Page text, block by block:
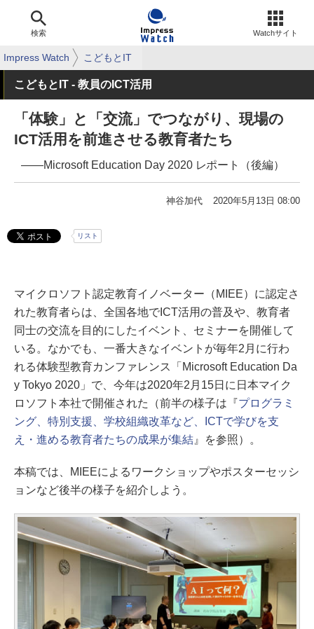
検索 Watchサイト
Impress Watch こどもとIT
こどもとIT - 教員のICT活用
「体験」と「交流」でつながり、現場の
ICT活用を前進させる教育者たち
――Microsoft Education Day 2020 レポート（後編）
神谷加代 2020年5月13日 08:00
リスト
マイクロソフト認定教育イノベーター（MIEE）に認定さ
れた教育者らは、全国各地でICT活用の普及や、教育者
同士の交流を目的にしたイベント、セミナーを開催して
いる。なかでも、一番大きなイベントが毎年2月に行わ
れる体験型教育カンファレンス「Microsoft Education Da
y Tokyo 2020」で、今年は2020年2月15日に日本マイク
ロソフト本社で開催された（前半の様子は『プログラミ
ング、特別支援、学校組織改革など、ICTで学びを支
え・進める教育者たちの成果が集結』を参照）。
本稿では、MIEEによるワークショップやポスターセッシ
ョンなど後半の様子を紹介しよう。